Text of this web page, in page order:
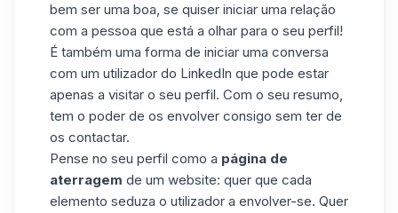
bem ser uma boa, se quiser iniciar uma relação
com a pessoa que está a olhar para o seu perfil!
É também uma forma de iniciar uma conversa
com um utilizador do LinkedIn que pode estar
apenas a visitar o seu perfil. Com o seu resumo,
tem o poder de os envolver consigo sem ter de
os contactar.
Pense no seu perfil como a página de
aterragem de um website: quer que cada
elemento seduza o utilizador a envolver-se. Quer